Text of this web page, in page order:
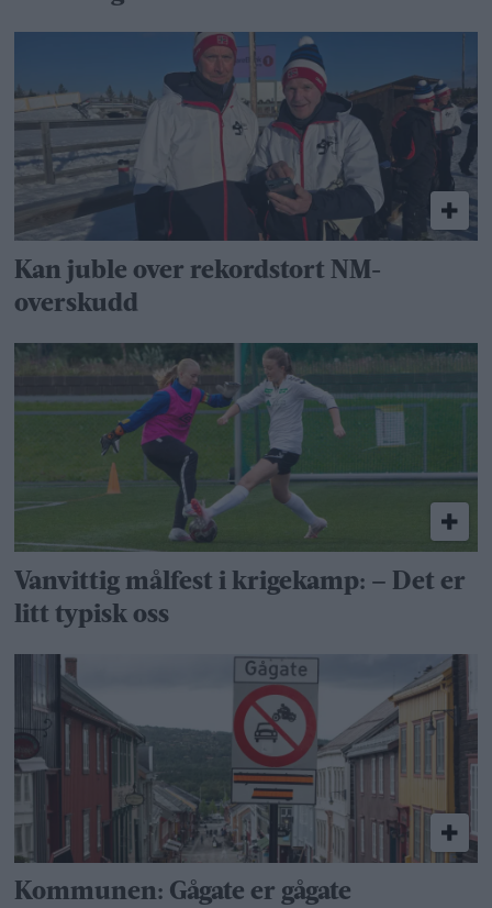
Kan juble over rekordstort NM-
overskudd
Vanvittig målfest i krigekamp: – Det er
litt typisk oss
Kommunen: Gågate er gågate